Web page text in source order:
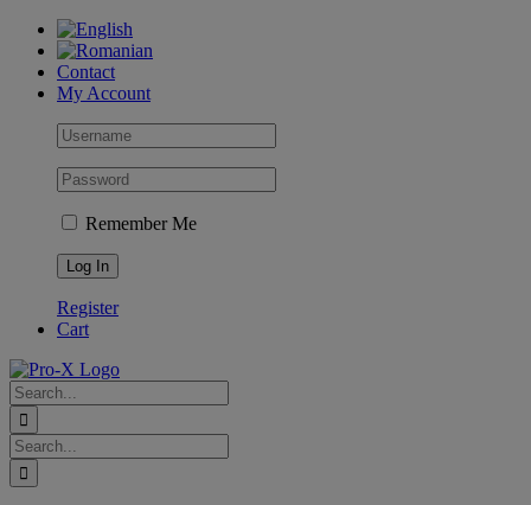
Skip
contentContact
My Account
Remember Me
Register
Cart
Search
for:
Search
for: